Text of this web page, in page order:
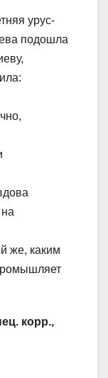
урус-
подошла
же, каким
корр.,